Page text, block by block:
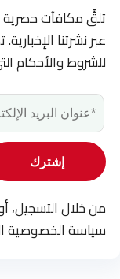
عبر نشرتنا
للشروط والأحكام
سياسة الخصوصية